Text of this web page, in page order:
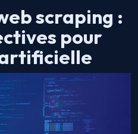
scraping :
pour